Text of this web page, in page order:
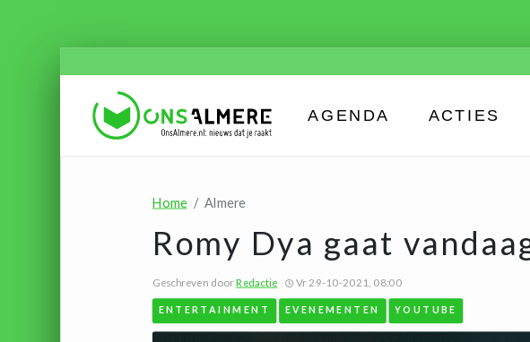
AGENDA ACTIES
Home Almere
Romy Dya gaat
Geschreven doorRedactie Vr 29-10-2021, 08:00
ENTERTAINMENT EVENEMENTEN YOUTUBE